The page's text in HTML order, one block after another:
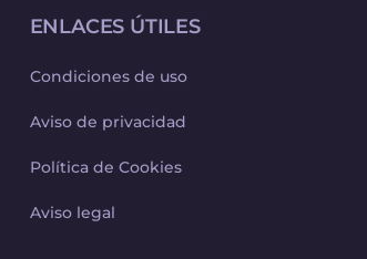
ENLACES ÚTILES
Condiciones de uso
Aviso de privacidad
Política de Cookies
Aviso legal